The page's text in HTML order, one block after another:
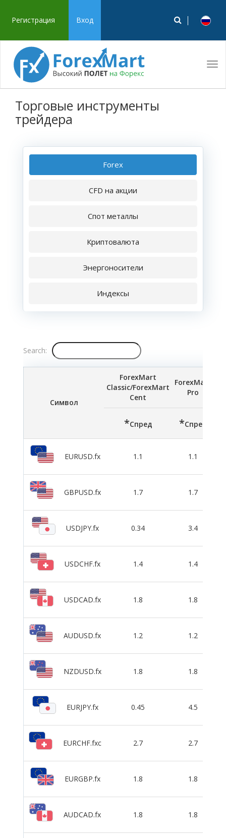
Регистрация Вход
Торговые инструменты
трейдера
Forex
CFD на акции
Спот металлы
Криптовалюта
Энергоносители
Индексы
Search:
Символ
ForexMart
Classic/ForexMart
Cent
ForexMart
Pro
*Спред *Спред
EURUSD.fx 1.1 1.1
GBPUSD.fx 1.7 1.7
USDJPY.fx 0.34 3.4
USDCHF.fx 1.4 1.4
USDCAD.fx 1.8 1.8
AUDUSD.fx 1.2 1.2
NZDUSD.fx 1.8 1.8
EURJPY.fx 0.45 4.5
EURCHF.fxc 2.7 2.7
EURGBP.fx 1.8 1.8
AUDCAD.fx 1.8 1.8